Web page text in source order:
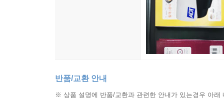
반품/교환 안내
※ 상품 설명에 반품/교환과 관련한 안내가 있는경우 아